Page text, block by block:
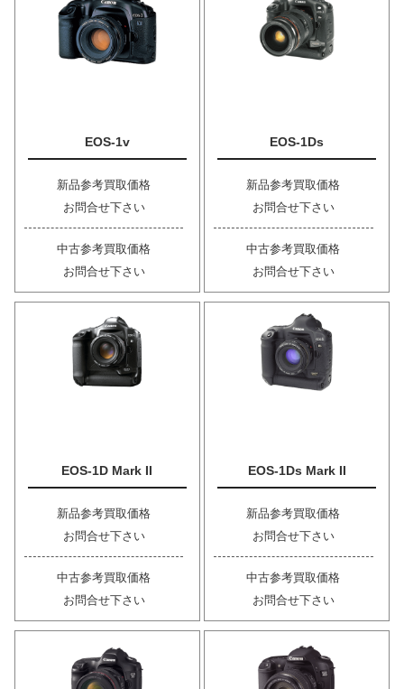
EOS-1v
新品参考買取価格
お問合せ下さい
中古参考買取価格
お問合せ下さい
EOS-1Ds
新品参考買取価格
お問合せ下さい
中古参考買取価格
お問合せ下さい
EOS-1D Mark II
新品参考買取価格
お問合せ下さい
中古参考買取価格
お問合せ下さい
EOS-1Ds Mark II
新品参考買取価格
お問合せ下さい
中古参考買取価格
お問合せ下さい